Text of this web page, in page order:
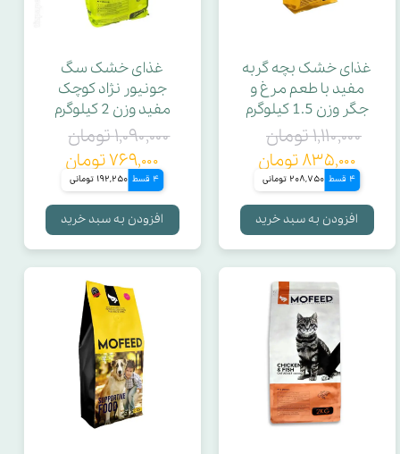
غذای خشک بچه گربه
مفید با طعم مرغ و
جگر وزن 1.5 کیلوگرم
۱,۱۱۰,۰۰۰ تومان
۸۳۵,۰۰۰ تومان
4 قسط 208,750 تومانی
افزودن به سبد خرید
غذای خشک سگ
جونیور نژاد کوچک
مفید وزن 2 کیلوگرم
۱,۰۹۰,۰۰۰ تومان
۷۶۹,۰۰۰ تومان
4 قسط 192,250 تومانی
افزودن به سبد خرید